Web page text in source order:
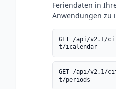
Feriendaten in
Anwendungen zu
GET /api/v2.1/
t/icalendar
GET /api/v2.1/
t/periods